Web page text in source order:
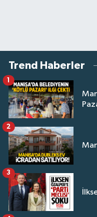
Trend Haberler
1
2
3